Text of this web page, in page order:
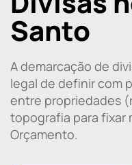
Santo
A demarcação de
legal de definir com
entre propriedades
topografia para fixar
Orçamento.